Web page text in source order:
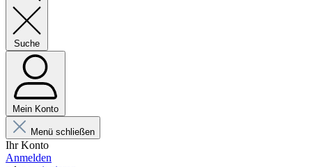
Suche
Mein Konto
Menü schließen
Ihr Konto
Anmelden